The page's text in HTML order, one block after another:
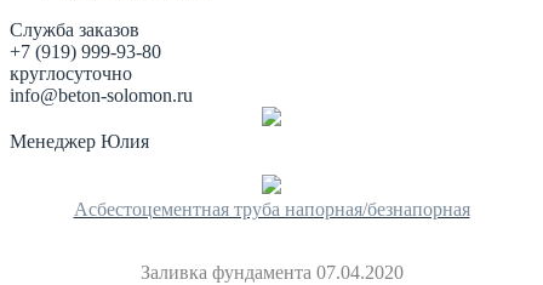
Служба заказов
+7 (919) 999-93-80
круглосуточно
info@beton-solomon.ru
Менеджер Юлия
Асбестоцементная труба напорная/безнапорная
Заливка фундамента 07.04.2020